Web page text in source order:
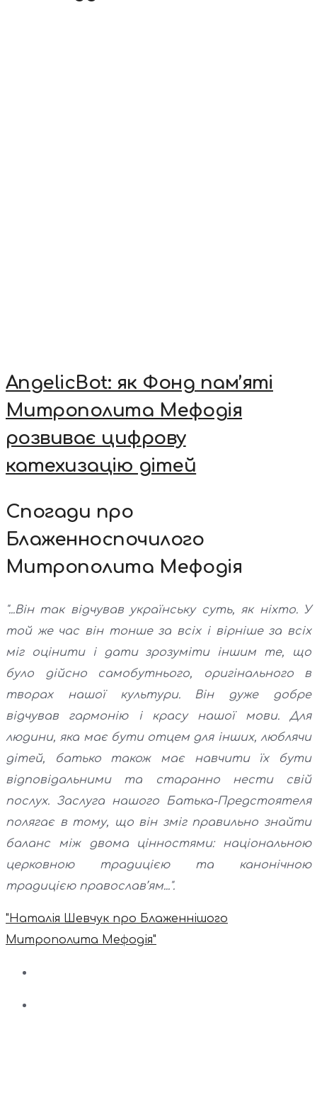
AngelicBot: як Фонд пам’яті
Митрополита Мефодія
розвиває цифрову
катехизацію дітей
Спогади про
Блаженноспочилого
Митрополита Мефодія
"...Він так відчував українську суть, як ніхто. У
той же час він тонше за всіх і вірніше за всіх
міг оцінити і дати зрозуміти іншим те, що
було дійсно самобутнього, оригінального в
творах нашої культури. Він дуже добре
відчував гармонію і красу нашої мови. Для
людини, яка має бути отцем для інших, люблячи
дітей, батько також має навчити їх бути
відповідальними та старанно нести свій
послух. Заслуга нашого Батька-Предстоятеля
полягає в тому, що він зміг правильно знайти
баланс між двома цінностями: національною
церковною традицією та канонічною
традицією православ’ям...".
"Наталія Шевчук про Блаженнішого
Митрополита Мефодія"